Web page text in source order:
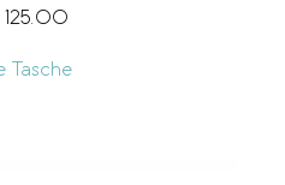
125.00
Tasche